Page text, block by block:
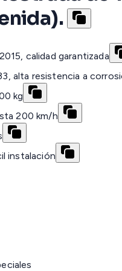
calidad garantizada
alta resistencia a
kg
200 km/h
instalación